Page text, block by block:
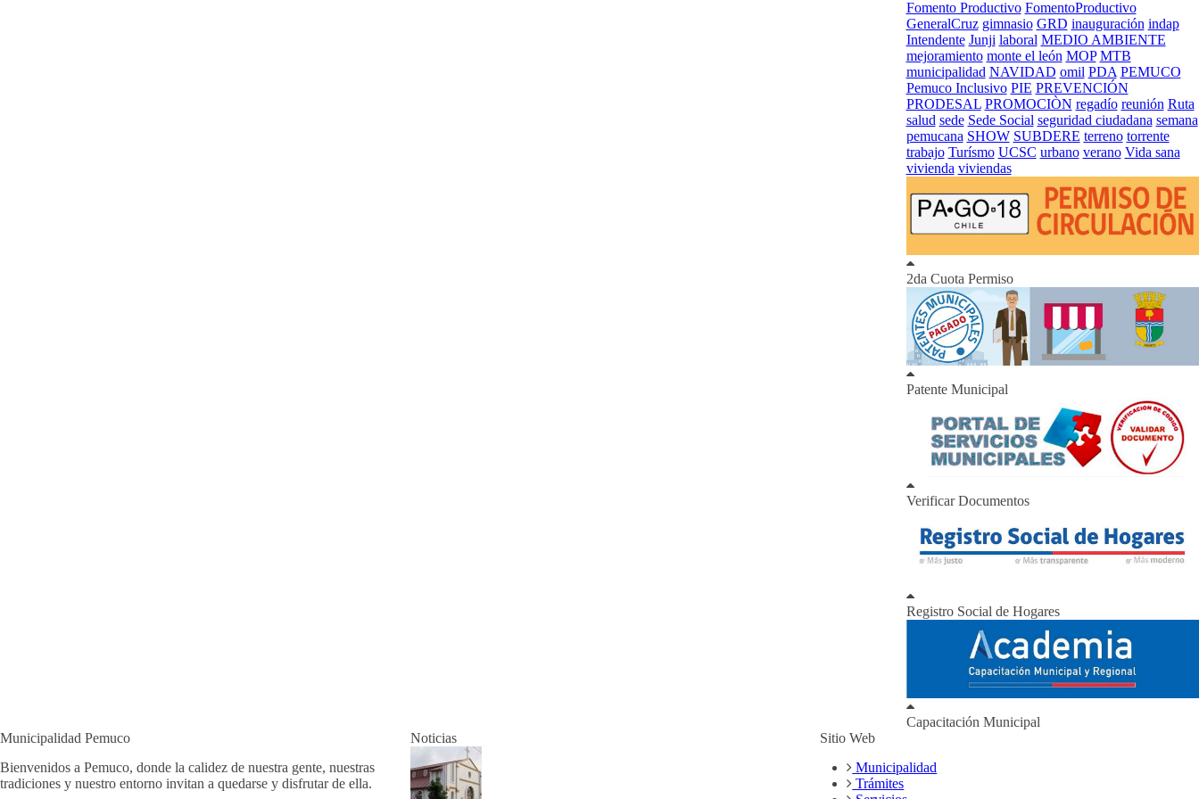
Fomento Productivo FomentoProductivo
GeneralCruz gimnasio GRD inauguración indap
Intendente Junji laboral MEDIO AMBIENTE
mejoramiento monte el león MOP MTB
municipalidad NAVIDAD omil PDA PEMUCO
Pemuco Inclusivo PIE PREVENCIÓN
PRODESAL PROMOCIÒN regadío reunión Ruta
salud sede Sede Social seguridad ciudadana semana
pemucana SHOW SUBDERE terreno torrente
trabajo Turísmo UCSC urbano verano Vida sana
vivienda viviendas
2da Cuota Permiso
Patente Municipal
Verificar Documentos
Registro Social de Hogares
Capacitación Municipal
Municipalidad Pemuco
Bienvenidos a Pemuco, donde la calidez de nuestra gente, nuestras
tradiciones y nuestro entorno invitan a quedarse y disfrutar de ella.
Noticias
Sitio Web
Municipalidad
Trámites